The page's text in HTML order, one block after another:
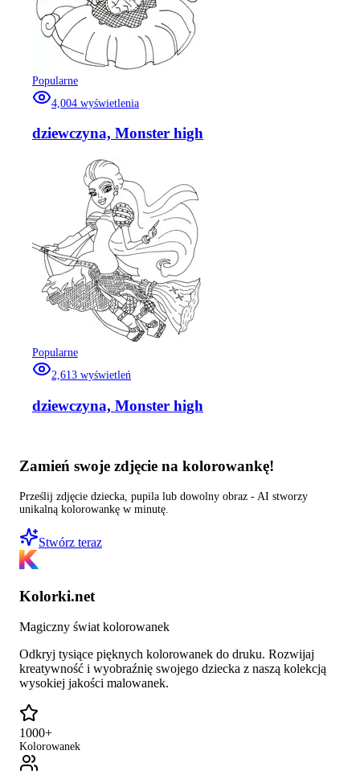
Popularne
4,004 wyświetlenia
dziewczyna, Monster high
Popularne
2,613 wyświetleń
dziewczyna, Monster high
Zamień swoje zdjęcie na kolorowankę!
Prześlij zdjęcie dziecka, pupila lub dowolny obraz - AI stworzy
unikalną kolorowankę w minutę.
Stwórz teraz
Kolorki.net
Magiczny świat kolorowanek
Odkryj tysiące pięknych kolorowanek do druku. Rozwijaj
kreatywność i wyobraźnię swojego dziecka z naszą kolekcją
wysokiej jakości malowanek.
1000+
Kolorowanek